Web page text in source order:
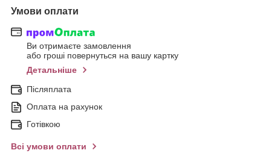
Умови оплати
Ви отримаєте замовлення
або гроші повернуться на вашу картку
Детальніше
Післяплата
Оплата на рахунок
Готівкою
Всі умови оплати